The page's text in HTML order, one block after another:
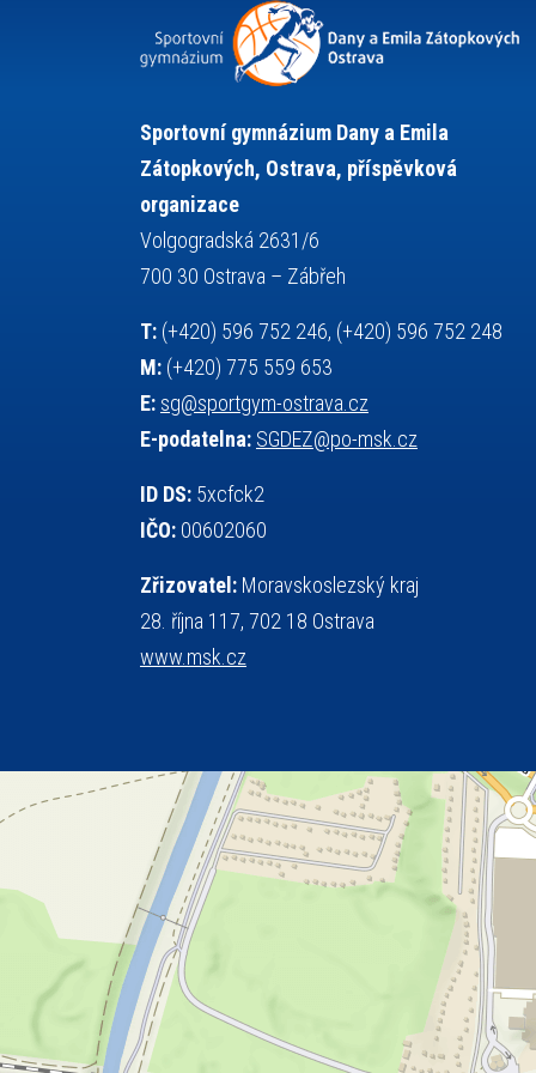
squash stolní tenis
talentová zkouška
tanec
teorie sportovní přípravy
událost
volejbal vybavení
vysvědčení
vzpírání
výběrové řízení výuka
všesportovní výcvikový kurz
zeměpis základy společenských věd
zápas řeckořímský
Sportovní gymnázium Dany a Emila
Zátopkových, Ostrava, příspěvková
organizace
Volgogradská 2631/6
700 30 Ostrava – Zábřeh
T: (+420) 596 752 246, (+420) 596 752 248
M: (+420) 775 559 653
E: sg@sportgym-ostrava.cz
E-podatelna: SGDEZ@po-msk.cz
ID DS: 5xcfck2
IČO: 00602060
Zřizovatel: Moravskoslezský kraj
28. října 117, 702 18 Ostrava
www.msk.cz